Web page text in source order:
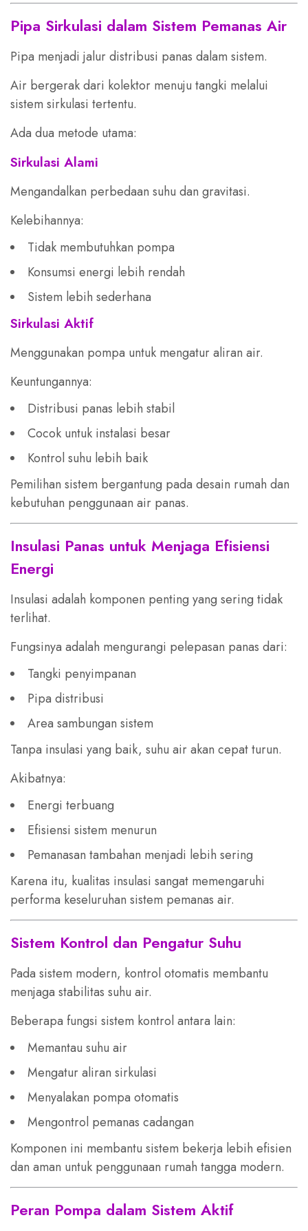
Pipa Sirkulasi dalam Sistem Pemanas Air
Pipa menjadi jalur distribusi panas dalam sistem.
Air bergerak dari kolektor menuju tangki melalui
sistem sirkulasi tertentu.
Ada dua metode utama:
Sirkulasi Alami
Mengandalkan perbedaan suhu dan gravitasi.
Kelebihannya:
Tidak membutuhkan pompa
Konsumsi energi lebih rendah
Sistem lebih sederhana
Sirkulasi Aktif
Menggunakan pompa untuk mengatur aliran air.
Keuntungannya:
Distribusi panas lebih stabil
Cocok untuk instalasi besar
Kontrol suhu lebih baik
Pemilihan sistem bergantung pada desain rumah dan
kebutuhan penggunaan air panas.
Insulasi Panas untuk Menjaga Efisiensi
Energi
Insulasi adalah komponen penting yang sering tidak
terlihat.
Fungsinya adalah mengurangi pelepasan panas dari:
Tangki penyimpanan
Pipa distribusi
Area sambungan sistem
Tanpa insulasi yang baik, suhu air akan cepat turun.
Akibatnya:
Energi terbuang
Efisiensi sistem menurun
Pemanasan tambahan menjadi lebih sering
Karena itu, kualitas insulasi sangat memengaruhi
performa keseluruhan sistem pemanas air.
Sistem Kontrol dan Pengatur Suhu
Pada sistem modern, kontrol otomatis membantu
menjaga stabilitas suhu air.
Beberapa fungsi sistem kontrol antara lain:
Memantau suhu air
Mengatur aliran sirkulasi
Menyalakan pompa otomatis
Mengontrol pemanas cadangan
Komponen ini membantu sistem bekerja lebih efisien
dan aman untuk penggunaan rumah tangga modern.
Peran Pompa dalam Sistem Aktif